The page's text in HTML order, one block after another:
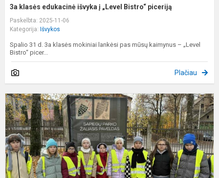
3a klasės edukacinė išvyka į „Level Bistro“ piceriją
Paskelbta: 2025-11-06
Kategorija: Išvykos
Spalio 31 d. 3a klasės mokiniai lankėsi pas mūsų kaimynus – „Level
Bistro“ picer...
Plačiau